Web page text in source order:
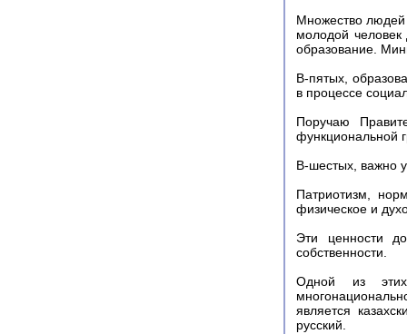
Множество людей
молодой
образование.
В-пятых,
в процессе
Поручаю
функциональной
В-шестых, важно
Патриотизм,
физическое и
Эти ценности
собственности.
Одной из
является
русский.